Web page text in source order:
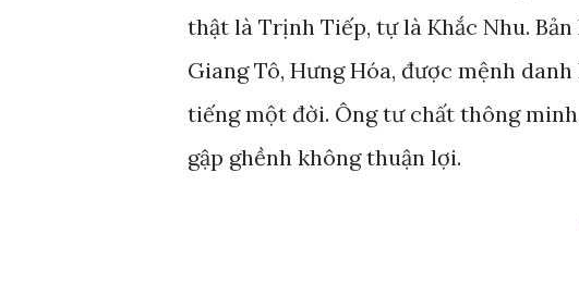
thật là Trịnh Tiếp, tự là Khắc Nhu.
Giang Tô, Hưng Hóa, được mệnh
tiếng một đời. Ông tư chất thông
gập ghềnh không thuận lợi.